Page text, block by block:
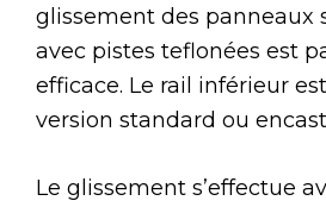
glissement des panneaux
avec pistes teflonées est
efficace. Le rail inférieur
version standard ou
Le glissement s’effectue